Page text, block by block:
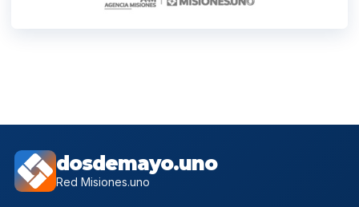
dosdemayo.uno
Red Misiones.uno